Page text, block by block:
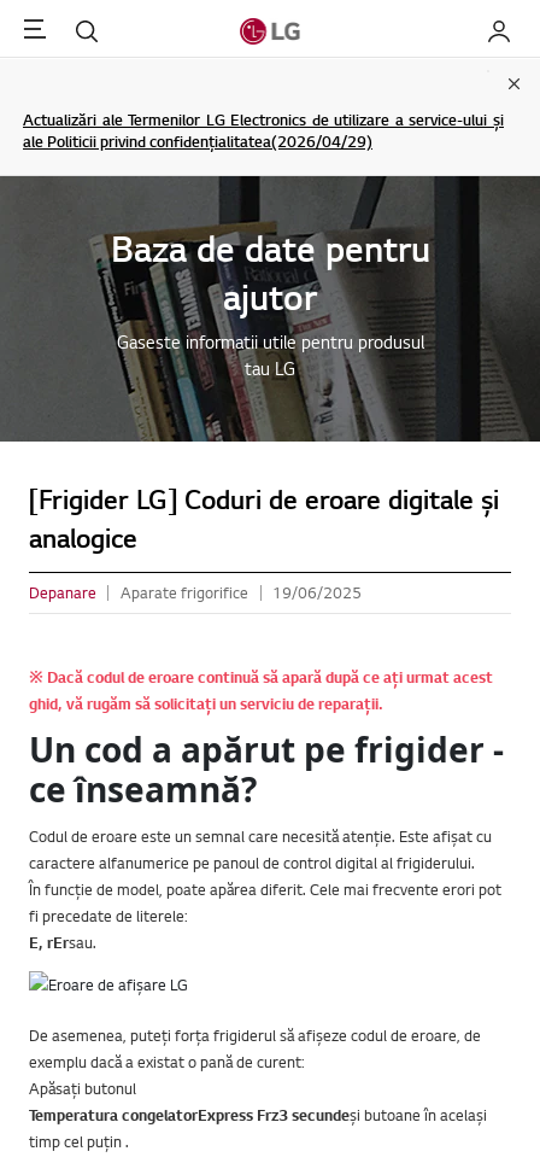
Menu Cautare My LG
Actualizări ale Termenilor LG Electronics de utilizare a service-ului și
ale Politicii privind confidențialitatea(2026/04/29)
Baza de date pentru
ajutor
Gaseste informatii utile pentru produsul
tau LG
[Frigider LG] Coduri de eroare digitale și
analogice
Depanare Aparate frigorifice 19/06/2025
※ Dacă codul de eroare continuă să apară după ce ați urmat acest
ghid, vă rugăm să solicitați un serviciu de reparații.
Un cod a apărut pe frigider -
ce înseamnă?
Codul de eroare este un semnal care necesită atenție. Este afișat cu
caractere alfanumerice pe panoul de control digital al frigiderului.
În funcție de model, poate apărea diferit. Cele mai frecvente erori pot
fi precedate de literele:
E, rErsau.
De asemenea, puteți forța frigiderul să afișeze codul de eroare, de
exemplu dacă a existat o pană de curent:
Apăsați butonul
Temperatura congelatorExpress Frz3 secundeși butoane în același
timp cel puțin .